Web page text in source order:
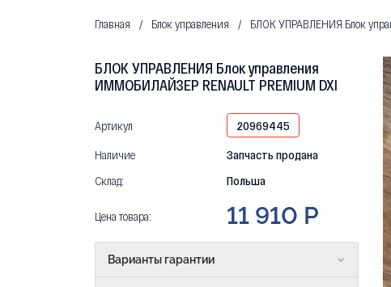
Главная Блок управления БЛОК УПРАВЛЕНИЯ Блок
БЛОК УПРАВЛЕНИЯ Блок управления
ИММОБИЛАЙЗЕР RENAULT PREMIUM DXI
Артикул
20969445
Наличие
Запчасть продана
Склад:
Польша
Цена товара: 11 910 Р
Варианты гарантии